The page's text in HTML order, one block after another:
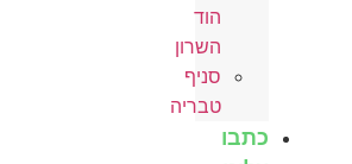
הוד
השרון
סניף
טבריה
כתבו